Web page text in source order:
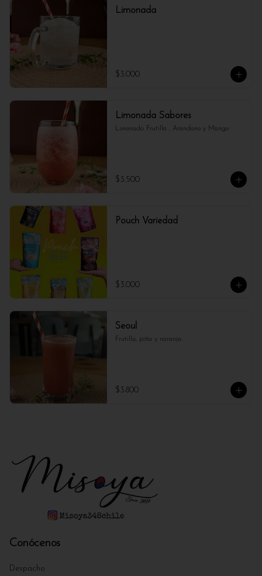
Limonada
$3.000
Limonada Sabores
Limonada Frutilla , Arandano y Mango
$3.500
Pouch Variedad
$3.000
Seoul
Frutilla, piña y naranja.
$3.800
Conócenos
Despacho